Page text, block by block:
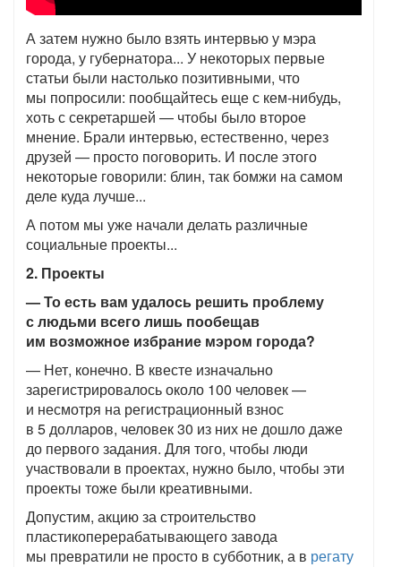
А затем нужно было взять интервью у мэра
города, у губернатора... У некоторых первые
статьи были настолько позитивными, что
мы попросили: пообщайтесь еще с кем-нибудь,
хоть с секретаршей — чтобы было второе
мнение. Брали интервью, естественно, через
друзей — просто поговорить. И после этого
некоторые говорили: блин, так бомжи на самом
деле куда лучше...
А потом мы уже начали делать различные
социальные проекты...
2. Проекты
— То есть вам удалось решить проблему
с людьми всего лишь пообещав
им возможное избрание мэром города?
— Нет, конечно. В квесте изначально
зарегистрировалось около 100 человек —
и несмотря на регистрационный взнос
в 5 долларов, человек 30 из них не дошло даже
до первого задания. Для того, чтобы люди
участвовали в проектах, нужно было, чтобы эти
проекты тоже были креативными.
Допустим, акцию за строительство
пластикоперерабатывающего завода
мы превратили не просто в субботник, а в регату